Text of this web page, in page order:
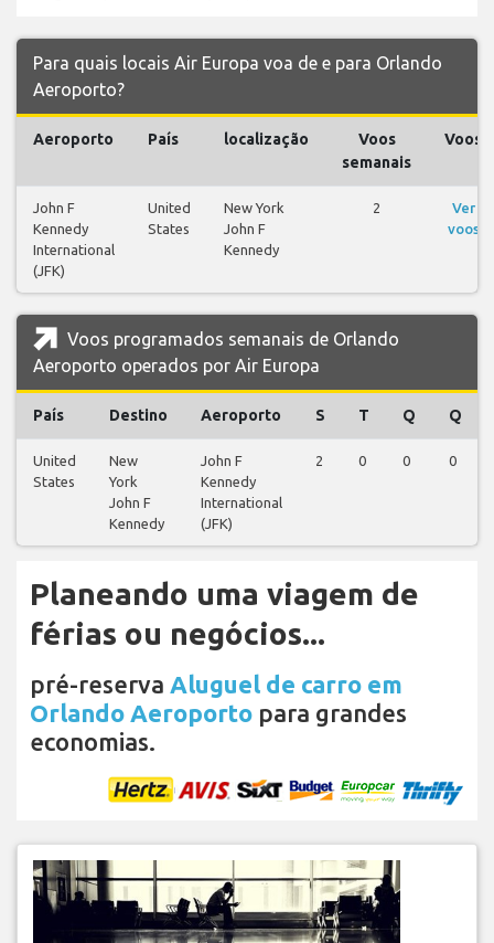
Para quais locais Air Europa voa de e para Orlando
Aeroporto?
Aeroporto País localização
Voos
semanais
Voos
John F
Kennedy
International
(JFK)
United
States
New York
John F
Kennedy
2
Ver
voos
Voos programados semanais de Orlando
Aeroporto operados por Air Europa
País Destino Aeroporto S T Q Q
United
States
New
York
John F
Kennedy
John F
Kennedy
International
(JFK)
2 0 0 0
Planeando uma viagem de
férias ou negócios...
pré-reserva Aluguel de carro em
Orlando Aeroporto para grandes
economias.